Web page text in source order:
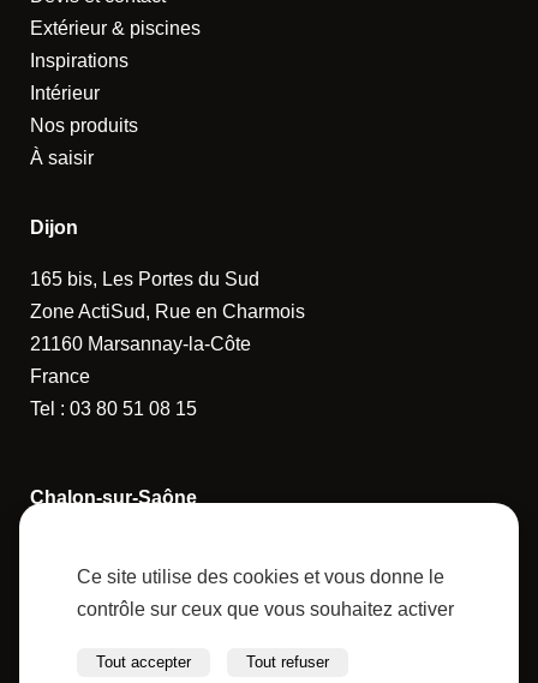
Extérieur & piscines
Inspirations
Intérieur
Nos produits
À saisir
Dijon
165 bis, Les Portes du Sud
Zone ActiSud, Rue en Charmois
21160 Marsannay-la-Côte
France
Tel : 03 80 51 08 15
Chalon-sur-Saône
71880 Châtenoy-le-Royal
France
Ce site utilise des cookies et vous donne le
contrôle sur ceux que vous souhaitez activer
Tout accepter Tout refuser